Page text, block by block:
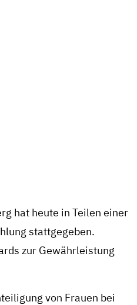
hat heute in Teilen einer
stattgegeben.
zur Gewährleistung
von Frauen bei